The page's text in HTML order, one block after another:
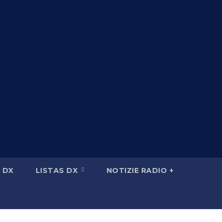
DX LISTAS DX NOTIZIE RADIO +